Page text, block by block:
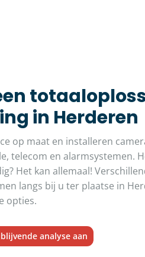
in Herderen
op maat en installeren
telecom en alarmsystemen.
Het kan allemaal!
langs bij u ter plaatse in
opties.
analyse aan